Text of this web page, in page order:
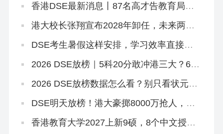
香港DSE最新消息丨87名高才告教育局败
所自资院校仍可报名
港大校长张翔宣布2028年卸任，未来两年
DSE考生暑假这样安排，学习效率直接翻
2026 DSE放榜｜5科20分敢冲港三大？67
2026 DSE放榜数据怎么看？别只看状元！
DSE明天放榜！港大豪掷8000万抢人，够
香港教育大学2027上新9硕，8个中文授